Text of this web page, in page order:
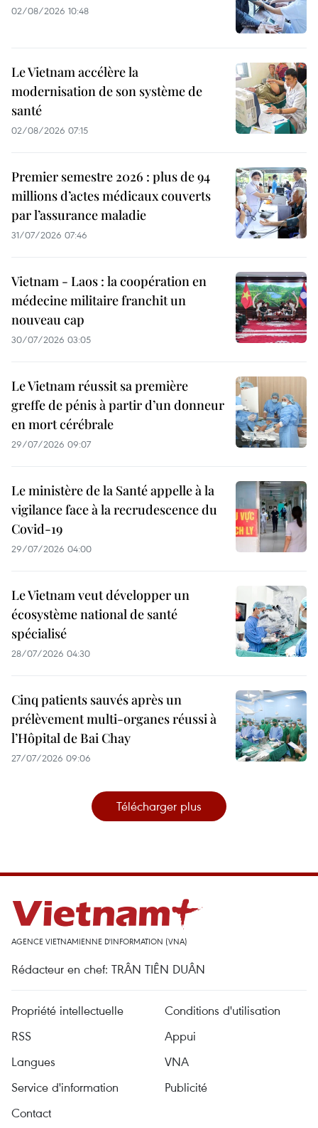
02/08/2026 10:48
Le Vietnam accélère la
modernisation de son système de
santé
02/08/2026 07:15
Premier semestre 2026 : plus de 94
millions d’actes médicaux couverts
par l’assurance maladie
31/07/2026 07:46
Vietnam - Laos : la coopération en
médecine militaire franchit un
nouveau cap
30/07/2026 03:05
Le Vietnam réussit sa première
greffe de pénis à partir d’un donneur
en mort cérébrale
29/07/2026 09:07
Le ministère de la Santé appelle à la
vigilance face à la recrudescence du
Covid-19
29/07/2026 04:00
Le Vietnam veut développer un
écosystème national de santé
spécialisé
28/07/2026 04:30
Cinq patients sauvés après un
prélèvement multi-organes réussi à
l’Hôpital de Bai Chay
27/07/2026 09:06
Télécharger plus
AGENCE VIETNAMIENNE D'INFORMATION (VNA)
Rédacteur en chef: TRÂN TIÊN DUÂN
Propriété intellectuelle
Conditions d'utilisation
RSS
Appui
Langues
VNA
Service d'information
Publicité
Contact